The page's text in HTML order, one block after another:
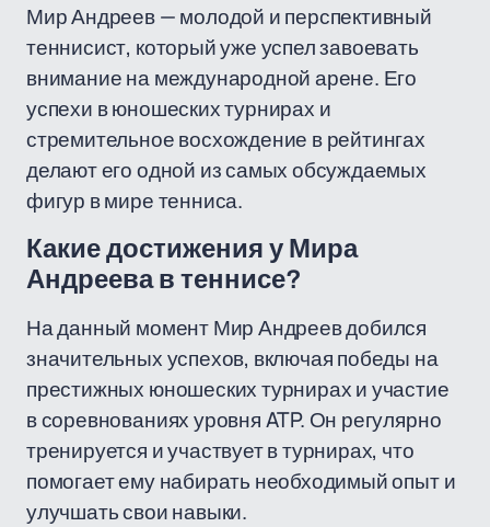
Мир Андреев — молодой и перспективный
теннисист, который уже успел завоевать
внимание на международной арене. Его
успехи в юношеских турнирах и
стремительное восхождение в рейтингах
делают его одной из самых обсуждаемых
фигур в мире тенниса.
Какие достижения у Мира
Андреева в теннисе?
На данный момент Мир Андреев добился
значительных успехов, включая победы на
престижных юношеских турнирах и участие
в соревнованиях уровня ATP. Он регулярно
тренируется и участвует в турнирах, что
помогает ему набирать необходимый опыт и
улучшать свои навыки.